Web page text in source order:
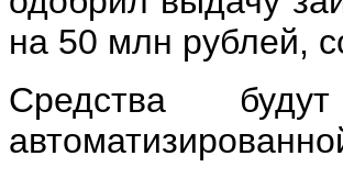
на 50 млн рублей,
Средства